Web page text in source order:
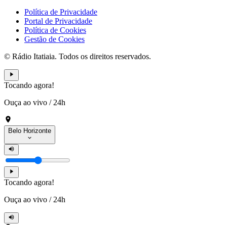
Política de Privacidade
Portal de Privacidade
Política de Cookies
Gestão de Cookies
© Rádio Itatiaia. Todos os direitos reservados.
Tocando agora!
Ouça ao vivo / 24h
Belo Horizonte
Tocando agora!
Ouça ao vivo / 24h